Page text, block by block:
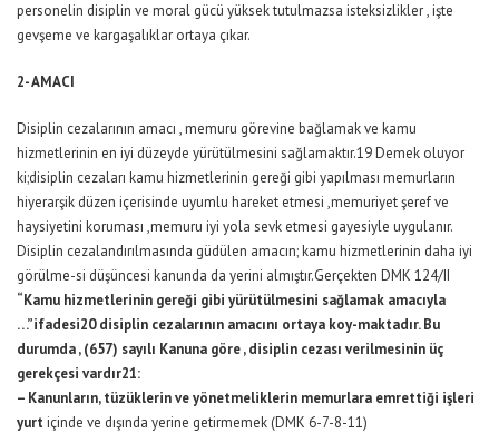
personelin disiplin ve moral gücü yüksek tutulmazsa isteksizlikler , işte
gevşeme ve kargaşalıklar ortaya çıkar.
2- AMACI
Disiplin cezalarının amacı , memuru görevine bağlamak ve kamu
hizmetlerinin en iyi düzeyde yürütülmesini sağlamaktır.19 Demek oluyor
ki;disiplin cezaları kamu hizmetlerinin gereği gibi yapılması memurların
hiyerarşik düzen içerisinde uyumlu hareket etmesi ,memuriyet şeref ve
haysiyetini koruması ,memuru iyi yola sevk etmesi gayesiyle uygulanır.
Disiplin cezalandırılmasında güdülen amacın; kamu hizmetlerinin daha iyi
görülme-si düşüncesi kanunda da yerini almıştır.Gerçekten DMK 124/II
“Kamu hizmetlerinin gereği gibi yürütülmesini sağlamak amacıyla
…”ifadesi20 disiplin cezalarının amacını ortaya koy-maktadır. Bu
durumda , (657) sayılı Kanuna göre , disiplin cezası verilmesinin üç
gerekçesi vardır21:
– Kanunların, tüzüklerin ve yönetmeliklerin memurlara emrettiği işleri
yurt içinde ve dışında yerine getirmemek (DMK 6-7-8-11)